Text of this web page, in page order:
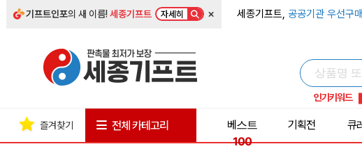
기프트인포의 새 이름!세종기프트 자세히 × 세종기프트, 공공기관 우선구
인기키워드
즐겨찾기 전체 카테고리
베스트
100
기획전 큐